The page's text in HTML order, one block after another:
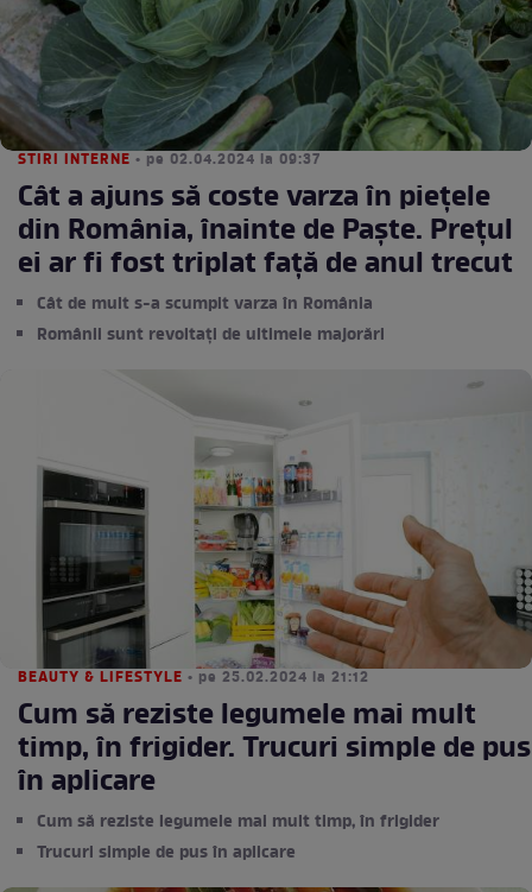
STIRI INTERNE • pe 02.04.2024 la 09:37
Cât a ajuns să coste varza în piețele
din România, înainte de Paște. Prețul
ei ar fi fost triplat față de anul trecut
Cât de mult s-a scumpit varza în România
Românii sunt revoltați de ultimele majorări
BEAUTY & LIFESTYLE • pe 25.02.2024 la 21:12
Cum să reziste legumele mai mult
timp, în frigider. Trucuri simple de pus
în aplicare
Cum să reziste legumele mai mult timp, în frigider
Trucuri simple de pus în aplicare